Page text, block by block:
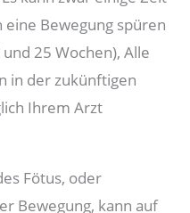
eine Bewegung spüren
25 Wochen), Alle
in der zukünftigen
Ihrem Arzt
Fötus, oder
Bewegung, kann auf